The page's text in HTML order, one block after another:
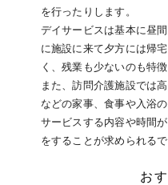
を行ったりします。
デイサービスは基本に昼
に施設に来て夕方には帰
く、残業も少ないのも特徴
また、訪問介護施設では
などの家事、食事や入浴
サービスする内容や時間
をすることが求められるで
お